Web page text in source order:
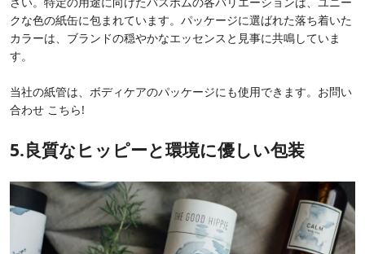
クな色の紙缶に包まれています。パッケージに選ばれた落ち着いた
カラーは、ブランドの穏やかなエッセンスと見事に共鳴していま
す。
当社の紙管は、ボディケアのパッケージにも使用できます。お問い
合わせ こちら!
5.良質なヒッピーと環境に優しい包装